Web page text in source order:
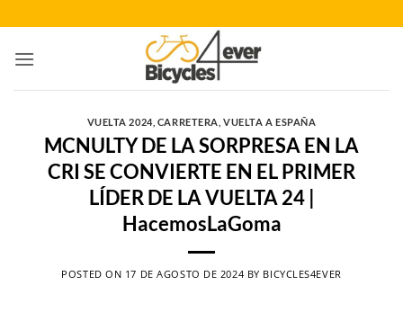
al
contenido
VUELTA 2024, CARRETERA ,VUELTA A ESPAÑA
MCNULTY DE LA SORPRESA EN LA
CRI SE CONVIERTE EN EL PRIMER
LÍDER DE LA VUELTA 24 |
HacemosLaGoma
POSTED ON 17 DE AGOSTO DE 2024 BY BICYCLES4EVER